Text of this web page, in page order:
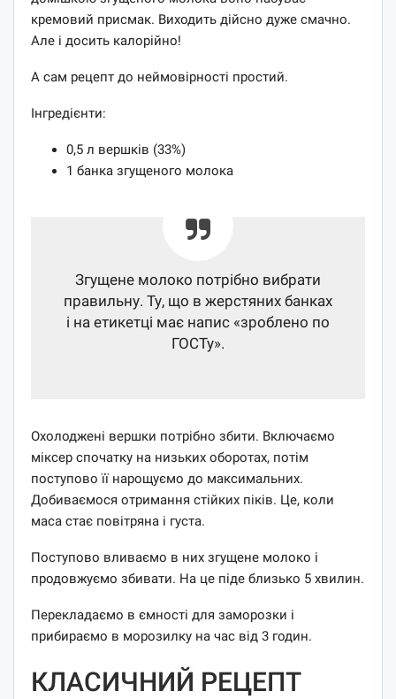
кремовий присмак. Виходить дійсно дуже смачно.
Але і досить калорійно!
А сам рецепт до неймовірності простий.
Інгредієнти:
0,5 л вершків (33%)
1 банка згущеного молока
Згущене молоко потрібно вибрати
правильну. Ту, що в жерстяних банках
і на етикетці має напис «зроблено по
ГОСТу».
Охолоджені вершки потрібно збити. Включаємо
міксер спочатку на низьких оборотах, потім
поступово її нарощуємо до максимальних.
Добиваємося отримання стійких піків. Це, коли
маса стає повітряна і густа.
Поступово вливаємо в них згущене молоко і
продовжуємо збивати. На це піде близько 5 хвилин.
Перекладаємо в ємності для заморозки і
прибираємо в морозилку на час від 3 годин.
КЛАСИЧНИЙ РЕЦЕПТ